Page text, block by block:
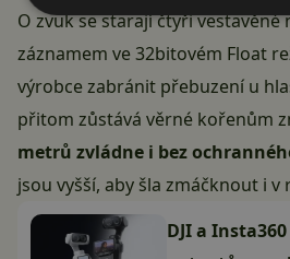
O zvuk se starají čtyři
záznamem ve 32bitovém Float
výrobce zabránit přebuzení u
přitom zůstává věrné kořenům
metrů zvládne i bez
jsou vyšší, aby šla zmáčknout i v
DJI a